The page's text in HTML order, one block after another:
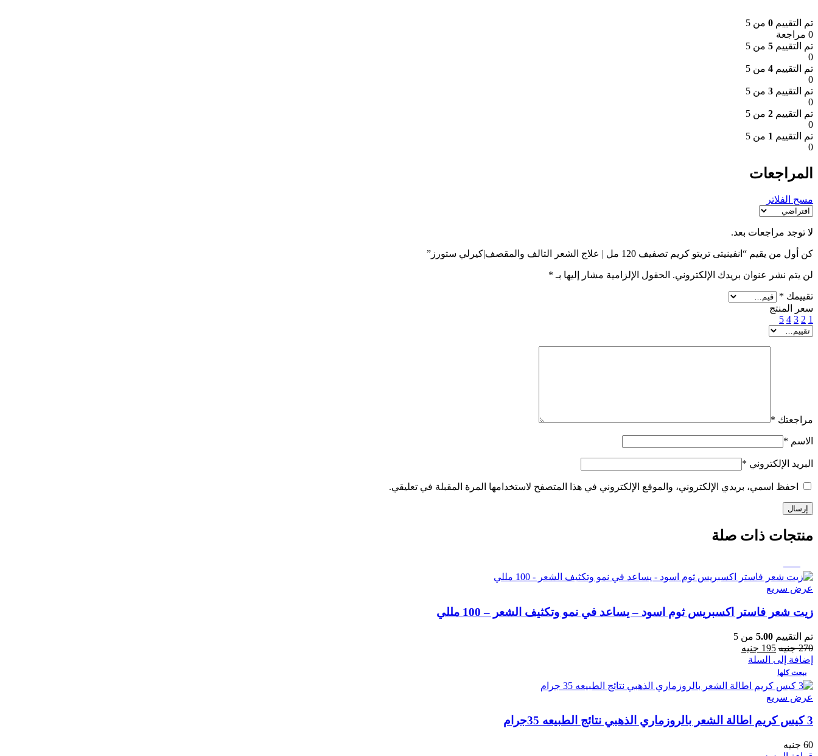
تم التقييم 0 من 5
0 مراجعة
تم التقييم 5 من 5
0
تم التقييم 4 من 5
0
تم التقييم 3 من 5
0
تم التقييم 2 من 5
0
تم التقييم 1 من 5
0
المراجعات
مسح الفلاتر
لا توجد مراجعات بعد.
كن أول من يقيم “انفينيتى تريتو كريم تصفيف 120 مل | علاج الشعر التالف والمقصف|كيرلي ستورز”
لن يتم نشر عنوان بريدك الإلكتروني. الحقول الإلزامية مشار إليها بـ *
تقييمك *
سعر المنتج
1
2
3
4
5
مراجعتك *
الاسم *
البريد الإلكتروني *
احفظ اسمي، بريدي الإلكتروني، والموقع الإلكتروني في هذا المتصفح لاستخدامها المرة المقبلة في تعليقي.
منتجات ذات صلة
عرض سريع
زيت شعر فاستر اكسبريس ثوم اسود – يساعد في نمو وتكثيف الشعر – 100 مللي
تم التقييم 5.00 من 5
270 جنيه 195 جنيه
إضافة إلى السلة
بيعت كلها
عرض سريع
3 كيس كريم اطالة الشعر بالروزماري الذهبي نتائج الطبيعه 35جرام
60 جنيه